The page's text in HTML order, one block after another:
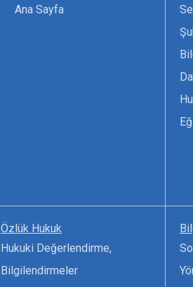
Ana Sayfa
Özlük Hukuk
Hukuki Değerlendirme,
Bilgilendirmeler